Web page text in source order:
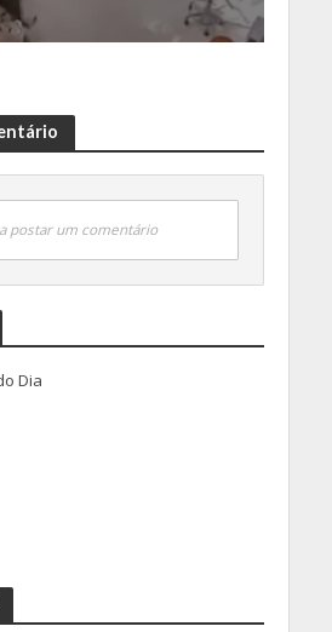
postar um comentário
Dia